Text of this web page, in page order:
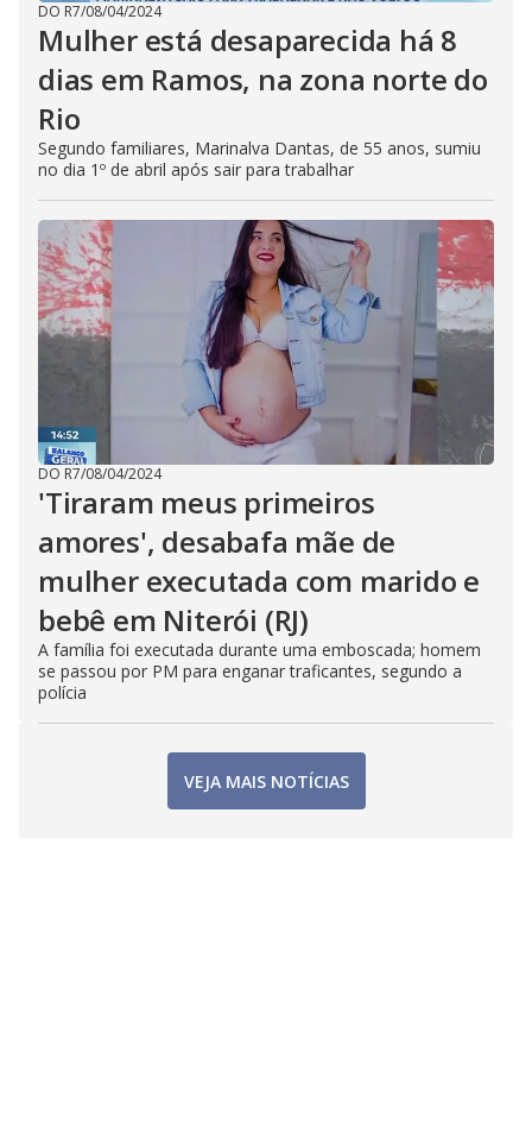
DO R7/08/04/2024
Mulher está desaparecida há 8
dias em Ramos, na zona norte do
Rio
Segundo familiares, Marinalva Dantas, de 55 anos, sumiu
no dia 1º de abril após sair para trabalhar
DO R7/08/04/2024
'Tiraram meus primeiros
amores', desabafa mãe de
mulher executada com marido e
bebê em Niterói (RJ)
A família foi executada durante uma emboscada; homem
se passou por PM para enganar traficantes, segundo a
polícia
VEJA MAIS NOTÍCIAS